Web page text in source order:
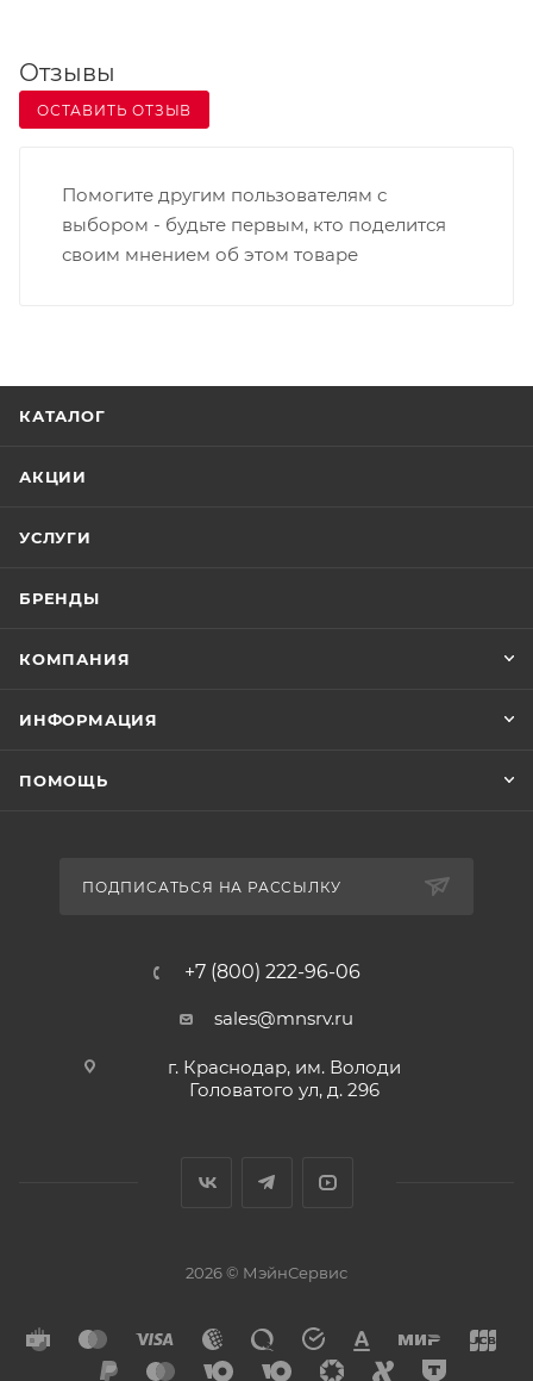
защищена от взлома и кражи за счёт
шифрования и криптографической защиты;
сверки разных показателей форм;
оперативное создание отчётов и документации
Отзывы
ОСТАВИТЬ ОТЗЫВ
Помогите другим пользователям с
выбором - будьте первым, кто поделится
своим мнением об этом товаре
КАТАЛОГ
АКЦИИ
УСЛУГИ
БРЕНДЫ
КОМПАНИЯ
ИНФОРМАЦИЯ
ПОМОЩЬ
ПОДПИСАТЬСЯ НА РАССЫЛКУ
+7 (800) 222-96-06
sales@mnsrv.ru
г. Краснодар, им. Володи
Головатого ул, д. 296
2026 © МэйнСервис